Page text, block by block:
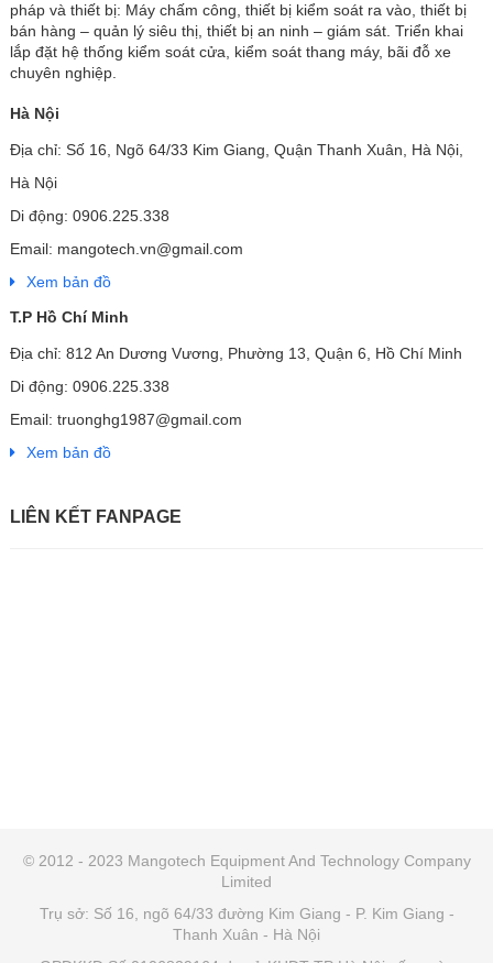
pháp và thiết bị: Máy chấm công, thiết bị kiểm soát ra vào, thiết bị
bán hàng – quản lý siêu thị, thiết bị an ninh – giám sát. Triển khai
lắp đặt hệ thống kiểm soát cửa, kiểm soát thang máy, bãi đỗ xe
chuyên nghiệp.
Hà Nội
Địa chỉ: Số 16, Ngõ 64/33 Kim Giang, Quận Thanh Xuân, Hà Nội,
Hà Nội
Di động: 0906.225.338
Email: mangotech.vn@gmail.com
Xem bản đồ
T.P Hồ Chí Minh
Địa chỉ: 812 An Dương Vương, Phường 13, Quận 6, Hồ Chí Minh
Di động: 0906.225.338
Email: truonghg1987@gmail.com
Xem bản đồ
LIÊN KẾT FANPAGE
© 2012 - 2023 Mangotech Equipment And Technology Company
Limited
Trụ sở: Số 16, ngõ 64/33 đường Kim Giang - P. Kim Giang -
Thanh Xuân - Hà Nội